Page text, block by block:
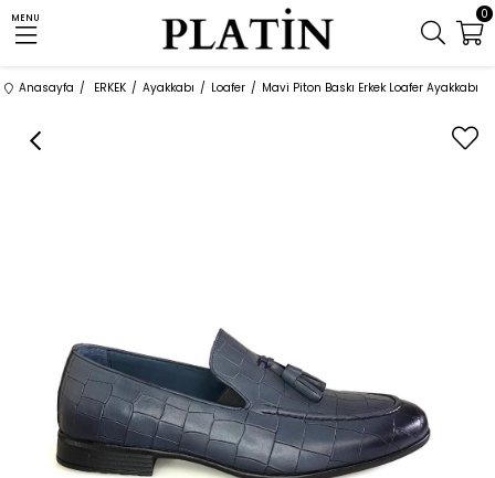
MENU 0
Anasayfa ERKEK Ayakkabı Loafer Mavi Piton Baskı Erkek Loafer Ayakkabı